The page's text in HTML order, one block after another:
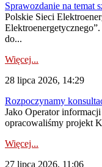
Sprawozdanie na temat
Polskie Sieci
do...
Więcej...
28 lipca 2026, 14:29
Rozpoczynamy
Jako Operator
opracowaliśmy projekt
Więcej...
27 lipca 2026, 11:06